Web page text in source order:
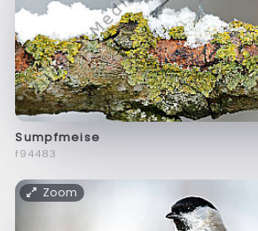
Sumpfmeise
f94483
Zoom